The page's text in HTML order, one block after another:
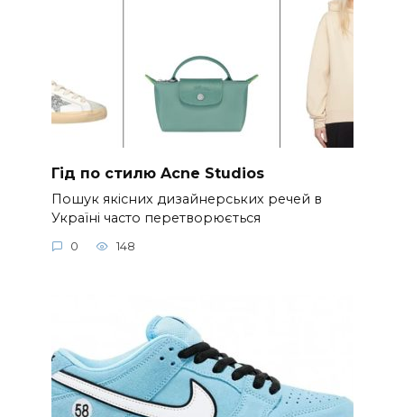
Гід по стилю Acne Studios
Пошук якісних дизайнерських речей в
Україні часто перетворюється
0 148